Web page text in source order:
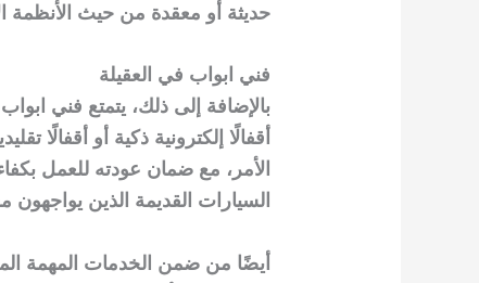
حديثة أو معقدة من حيث الأنظمة
فني ابواب في العقيلة
بالإضافة إلى ذلك، يتمتع فني
أقفالًا إلكترونية ذكية أو أقفالًا
الأمر، مع ضمان عودته للعمل
السيارات القديمة الذين
أيضًا من ضمن الخدمات المهمة